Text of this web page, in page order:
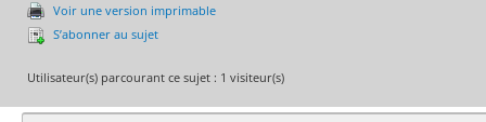
Voir une version imprimable
S’abonner au sujet
Utilisateur(s) parcourant ce sujet : 1 visiteur(s)